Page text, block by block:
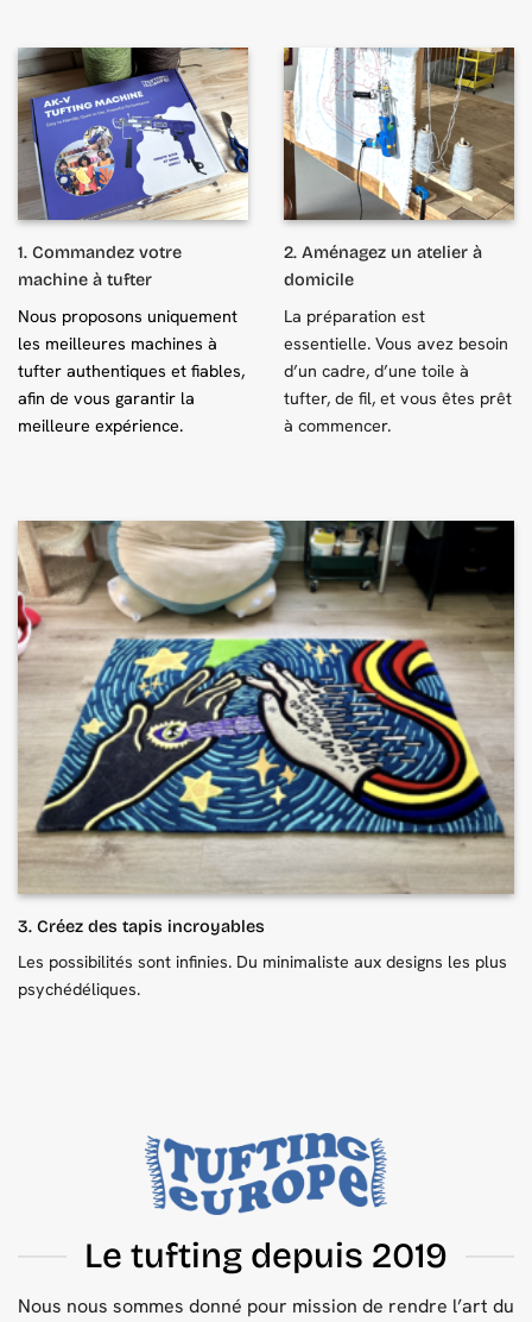
1. Commandez votre
machine à tufter
Nous proposons uniquement
les meilleures machines à
tufter authentiques et fiables,
afin de vous garantir la
meilleure expérience.
2. Aménagez un atelier à
domicile
La préparation est
essentielle. Vous avez besoin
d’un cadre, d’une toile à
tufter, de fil, et vous êtes prêt
à commencer.
3. Créez des tapis incroyables
Les possibilités sont infinies. Du minimaliste aux designs les plus
psychédéliques.
Le tufting depuis 2019
Nous nous sommes donné pour mission de rendre l’art du